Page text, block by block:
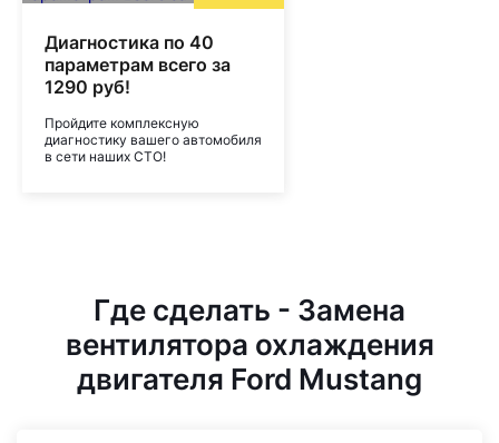
Диагностика по 40
параметрам всего за
1290 руб!
Пройдите комплексную
диагностику вашего автомобиля
в сети наших СТО!
Где сделать - Замена
вентилятора охлаждения
двигателя Ford Mustang